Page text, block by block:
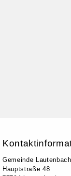
Gemeinde Lautenbach
Hauptstraße 48